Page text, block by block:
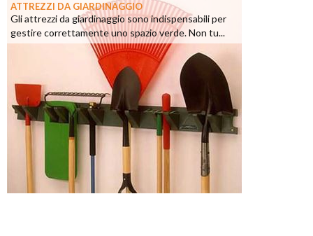
ATTREZZI DA GIARDINAGGIO
Gli attrezzi da giardinaggio sono indispensabili per
gestire correttamente uno spazio verde. Non tu...